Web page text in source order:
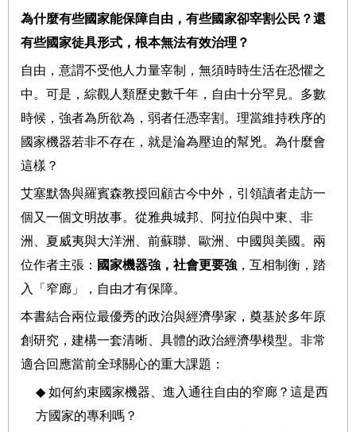
為什麼有些國家能保障自由，有些國家卻宰割公民？還
有些國家徒具形式，根本無法有效治理？
自由，意謂不受他人力量宰制，無須時時生活在恐懼之
中。可是，綜觀人類歷史數千年，自由十分罕見。多數
時候，強者為所欲為，弱者任憑宰割。理當維持秩序的
國家機器若非不存在，就是淪為壓迫的幫兇。為什麼會
這樣？
艾塞默魯與羅賓森教授回顧古今中外，引領讀者走訪一
個又一個文明故事。從雅典城邦、阿拉伯與中東、非
洲、夏威夷與大洋洲、前蘇聯、歐洲、中國與美國。兩
位作者主張： 國家機器強，社會更要強 ，互相制衡，踏
入「窄廊」，自由才有保障。
本書結合兩位最優秀的政治與經濟學家，奠基於多年原
創研究，建構一套清晰、具體的政治經濟學模型。非常
適合回應當前全球關心的重大課題：
◆ 如何約束國家機器、進入通往自由的窄廊？這是西
方國家的專利嗎？